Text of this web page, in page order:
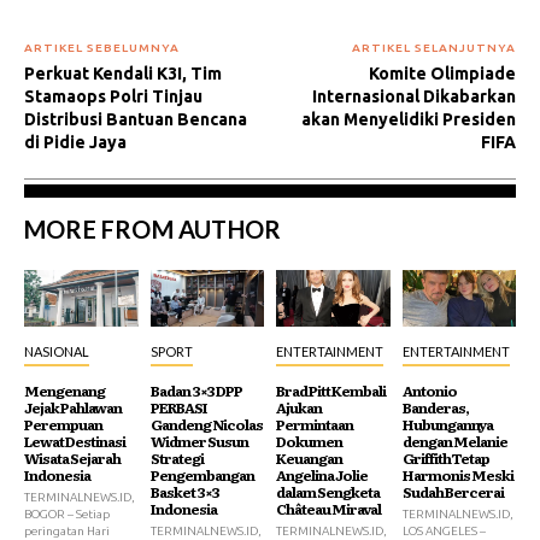
ARTIKEL SEBELUMNYA
Perkuat Kendali K3I, Tim
Stamaops Polri Tinjau
Distribusi Bantuan Bencana
di Pidie Jaya
ARTIKEL SELANJUTNYA
Komite Olimpiade
Internasional Dikabarkan
akan Menyelidiki Presiden
FIFA
MORE FROM AUTHOR
NASIONAL
Mengenang
Jejak Pahlawan
Perempuan
Lewat Destinasi
Wisata Sejarah
Indonesia
TERMINALNEWS.ID,
BOGOR – Setiap
peringatan Hari
SPORT
Badan 3×3 DPP
PERBASI
Gandeng Nicolas
Widmer Susun
Strategi
Pengembangan
Basket 3×3
Indonesia
TERMINALNEWS.ID,
ENTERTAINMENT
Brad Pitt Kembali
Ajukan
Permintaan
Dokumen
Keuangan
Angelina Jolie
dalam Sengketa
Château Miraval
TERMINALNEWS.ID,
ENTERTAINMENT
Antonio
Banderas,
Hubungannya
dengan Melanie
Griffith Tetap
Harmonis Meski
Sudah Bercerai
TERMINALNEWS.ID,
LOS ANGELES –